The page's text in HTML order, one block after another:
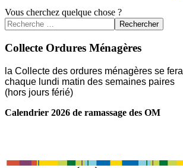
Vous cherchez quelque chose ?
Rechercher
Collecte Ordures Ménagères
la Collecte des ordures ménagères se fera
chaque lundi matin des semaines paires
(hors jours férié)
Calendrier 2026 de ramassage des OM